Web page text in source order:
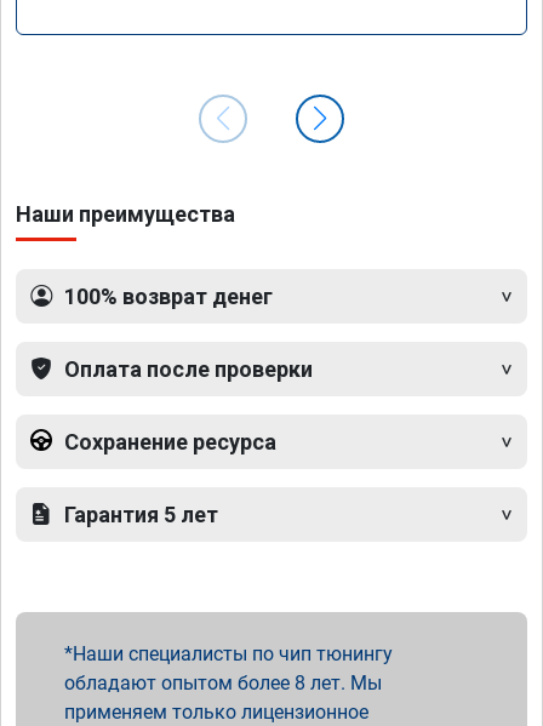
Наши преимущества
100% возврат денег
Оплата после проверки
Сохранение ресурса
Гарантия 5 лет
Наши специалисты по чип тюнингу
обладают опытом более 8 лет. Мы
применяем только лицензионное